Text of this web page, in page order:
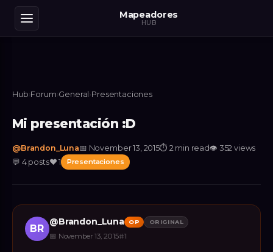
Mapeadores
HUB
Hub›Forum›General ›Presentaciones
Mi presentación :D
@Brandon_Luna📅 November 13, 2015⏱ 2 min read👁 352 views
💬 4 posts❤️1 Presentaciones
BR
@Brandon_Luna OP ORIGINAL
📅 November 13, 2015#1